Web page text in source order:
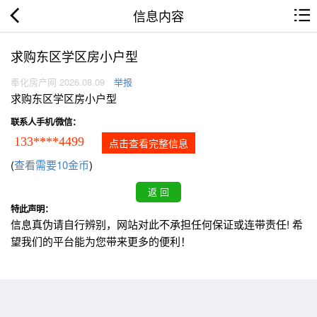
信息内容
求购东区学区房小户型
奉化房产网 2026.08.09 举报
求购东区学区房小户型
联系人手机/微信：
133****4499 点击查看完整信息
(查看需要10金币)
特此声明：
信息真伪请自行辨别，网站对此不承担任何保证或连带责任! 希
望我们的平台能为您带来更多的便利！